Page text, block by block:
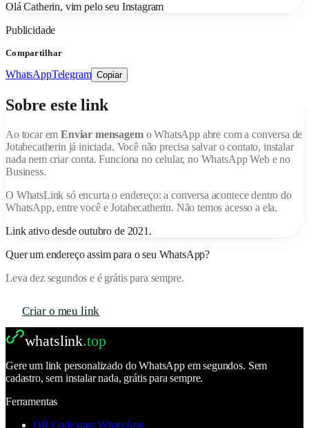
Olá Catherin, vim pelo seu Instagram
Publicidade
Compartilhar
WhatsAppTelegram Copiar
Sobre este link
Ao tocar emEnviar mensagem o WhatsApp abre com a conversa de
Jotabecatherin já iniciada. Você não precisa salvar o contato, instalar
nada nem criar conta. Funciona no celular, no WhatsApp Web e no
Business.
O WhatsLink só encurta o endereço: a conversa acontece dentro do
WhatsApp, entre você eJotabecatherin. Não temos acesso a ela.
Link ativo desde outubro de 2021 .
Quer um endereço assim para o seu WhatsApp?
Leva dez segundos e é grátis para sempre.
Criar o meu link
whatslink.top
Gere um link personalizado do WhatsApp em segundos. Sem
cadastro, sem instalar nada, grátis para sempre.
Ferramentas
QR Code para WhatsApp